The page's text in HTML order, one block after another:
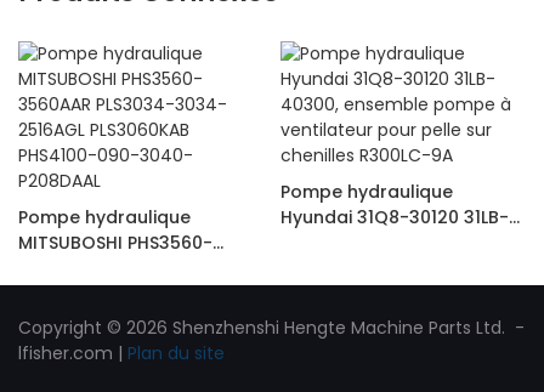
Pompe hydraulique
MITSUBOSHI PHS3560-
PHS4100-090-3040-
P208DAAL
Pompe hydraulique
Hyundai 31Q8-30120 31LB-
Copyright © 2026 Shenzhenshi Hengte Machine Parts Ltd. -
lfisher.com | Plan du site